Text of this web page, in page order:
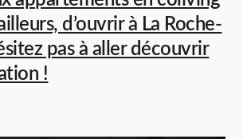
d’ouvrir à La Roche-
pas à aller découvrir
!